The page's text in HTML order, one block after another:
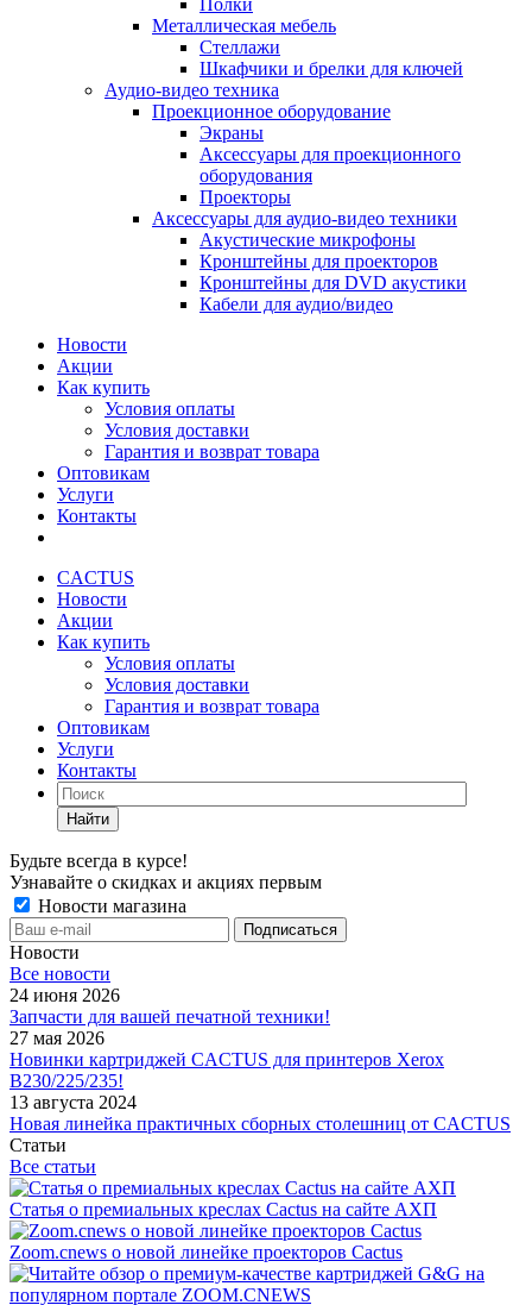
Полки
Металлическая мебель
Стеллажи
Шкафчики и брелки для ключей
Аудио-видео техника
Проекционное оборудование
Экраны
Аксессуары для проекционного
оборудования
Проекторы
Аксессуары для аудио-видео техники
Акустические микрофоны
Кронштейны для проекторов
Кронштейны для DVD акустики
Кабели для аудио/видео
Новости
Акции
Как купить
Условия оплаты
Условия доставки
Гарантия и возврат товара
Оптовикам
Услуги
Контакты
CACTUS
Новости
Акции
Как купить
Условия оплаты
Условия доставки
Гарантия и возврат товара
Оптовикам
Услуги
Контакты
Найти
Будьте всегда в курсе!
Узнавайте о скидках и акциях первым
Новости магазина
Новости
Все новости
24 июня 2026
Запчасти для вашей печатной техники!
27 мая 2026
Новинки картриджей CACTUS для принтеров Xerox
B230/225/235!
13 августа 2024
Новая линейка практичных сборных столешниц от CACTUS
Статьи
Все статьи
Статья о премиальных креслах Cactus на сайте АХП
Zoom.cnews о новой линейке проекторов Cactus